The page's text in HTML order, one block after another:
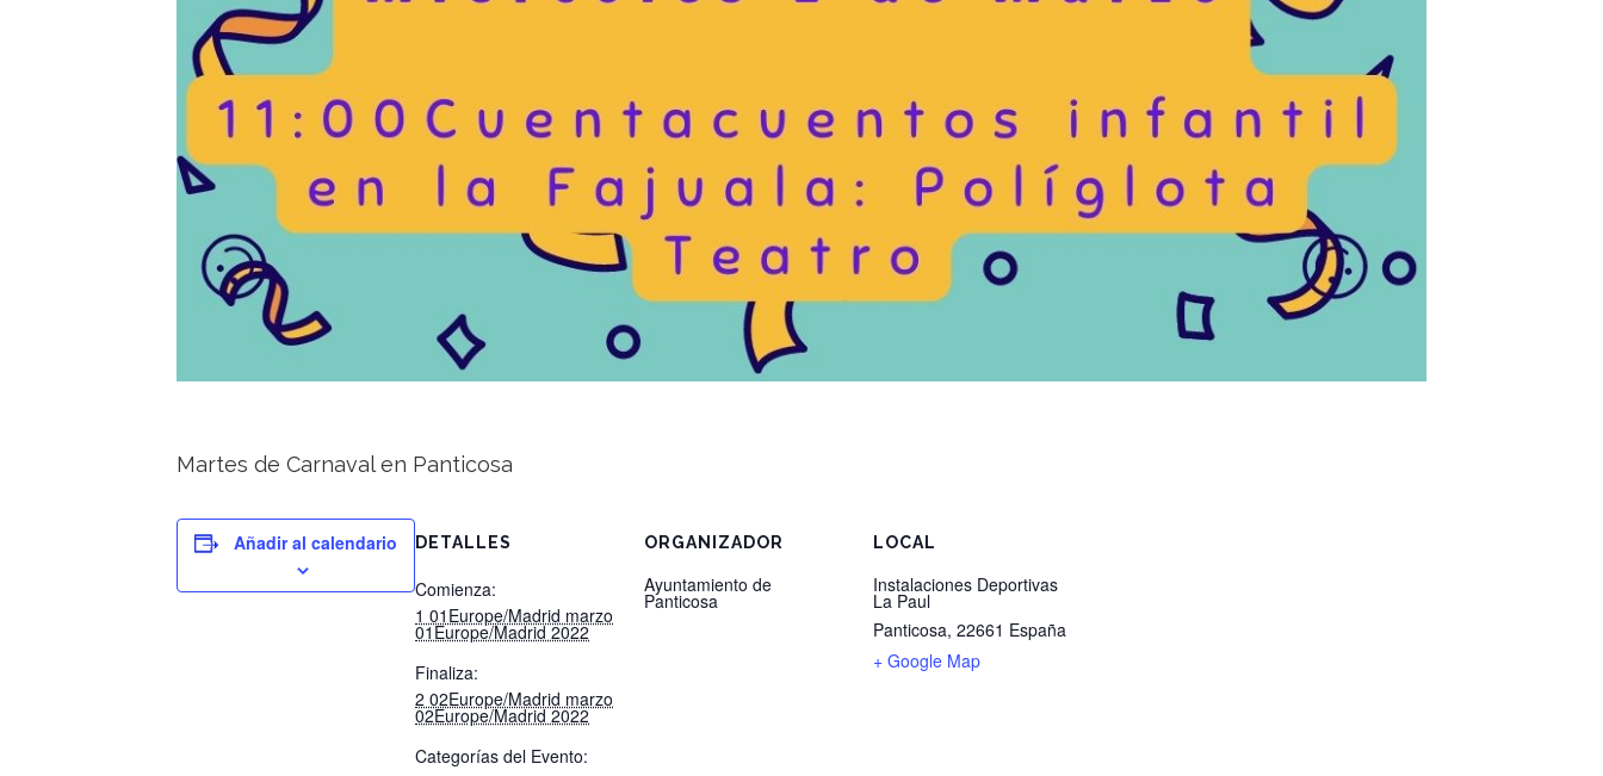
Martes de Carnaval en Panticosa
Añadir al calendario DETALLES
Comienza:
1 01Europe/Madrid marzo
01Europe/Madrid 2022
Finaliza:
2 02Europe/Madrid marzo
02Europe/Madrid 2022
Categorías del Evento:
ORGANIZADOR
Ayuntamiento de
Panticosa
LOCAL
Instalaciones Deportivas
La Paul
Panticosa, 22661 España
+ Google Map